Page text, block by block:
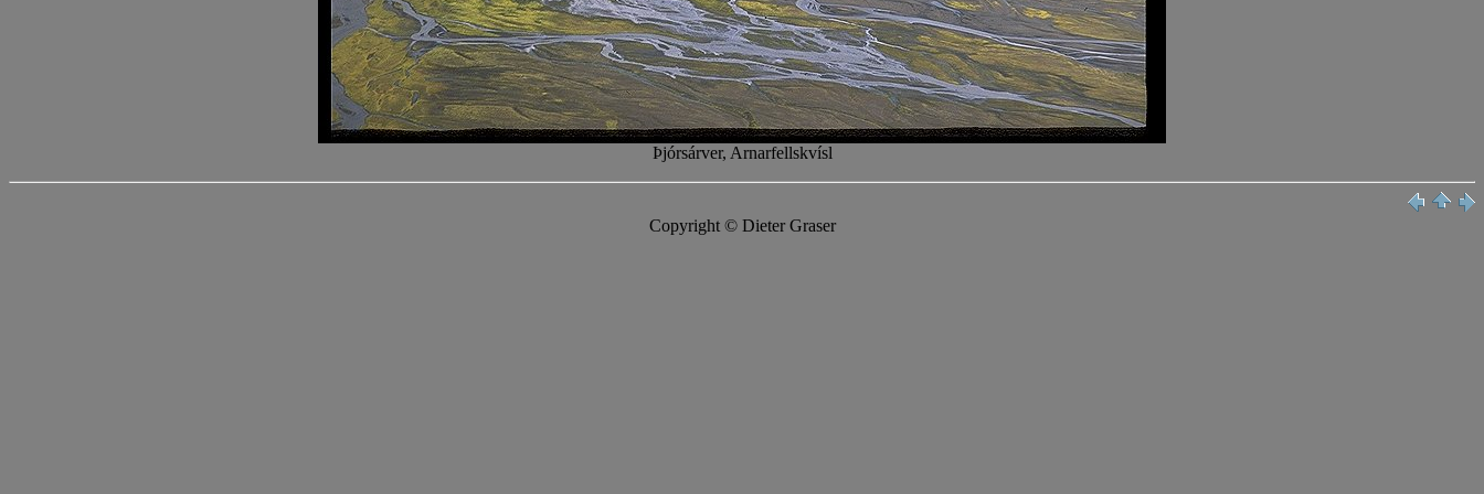
Þjórsárver, Arnarfellskvísl
Copyright © Dieter Graser